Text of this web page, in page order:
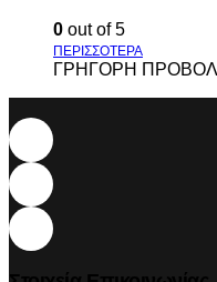
0 out of 5
ΓΡΗΓΟΡΗ